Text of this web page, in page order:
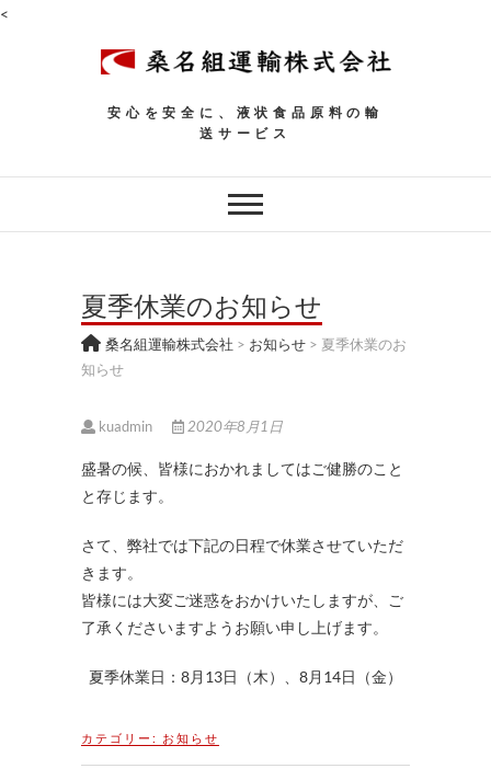
<
安心を安全に、液状食品原料の輸
送サービス
夏季休業のお知らせ
桑名組運輸株式会社 > お知らせ > 夏季休業のお
知らせ
kuadmin 2020年8月1日
盛暑の候、皆様におかれましてはご健勝のこと
と存じます。
さて、弊社では下記の日程で休業させていただ
きます。
皆様には大変ご迷惑をおかけいたしますが、ご
了承くださいますようお願い申し上げます。
夏季休業日：8月13日（木）、8月14日（金）
カテゴリー: お知らせ